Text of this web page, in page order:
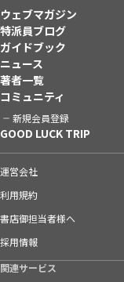
ウェブマガジン
特派員ブログ
ガイドブック
ニュース
著者一覧
コミュニティ
新規会員登録
GOOD LUCK TRIP
運営会社
利用規約
書店御担当者様へ
採用情報
関連サービス